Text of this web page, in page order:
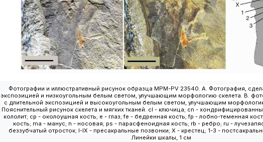
Фотографии и иллюстративный рисунок образца MPM-PV 23540. А. Фотография,
экспозицией и низкоугольным белым светом, улучшающим морфологию скелета. B.
с длительной экспозицией и высокоугольным белым светом, улучшающим
Пояснительный рисунок скелета и мягких тканей. cl - ключица; cn -
кололит; cp - околоушная кость; e - глаз; fe - бедренная кость; fp - лобно-теменная
кость; ma - манус; n - носовая; ps - парасфеноидная кость; rb - ребро; ru -
беззубчатый отросток; I-IX - пресакральные позвонки; X - крестец; 1-3 -
Линейки шкалы, 1 см